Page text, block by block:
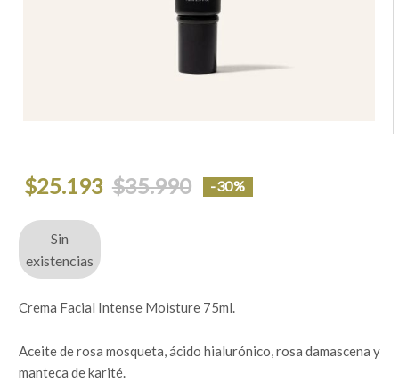
$35.990
El
precio
era:
$35.990.
$25.193
El
precio
es:
$25.193.
-30%
Sin
existencias
Crema Facial Intense Moisture 75ml.
Aceite de rosa mosqueta, ácido hialurónico, rosa damascena y
manteca de karité.